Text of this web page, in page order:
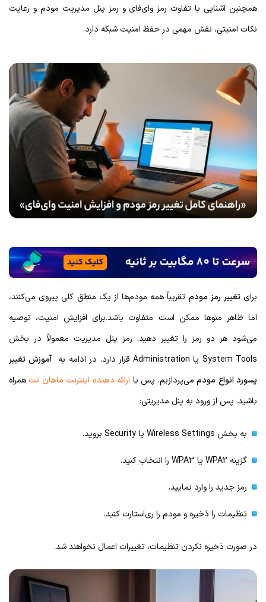
همچنین آشنایی با تفاوت رمز وای‌فای و رمز پنل مدیریت مودم و رعایت
نکات امنیتی، نقش مهمی در حفظ امنیت شبکه دارد.
برایتغییر رمز مودم تقریباً همه مودم‌ها از یک منطق کلی پیروی می‌کنند،
اما ظاهر منوها ممکن است متفاوت باشد.برای افزایش امنیت، توصیه
می‌شود هر دو رمز را تغییر دهید. رمز پنل مدیریت معمولاً در بخش
System Tools یا Administration قرار دارد. در ادامه به
آموزش تغییر
پسورد انواع مودممی‌پردازیم. پس با ارائه دهنده اینترنت ماهان نتهمراه
باشید. پس از ورود به پنل مدیریتی:
به بخش Wireless Settings یا Security بروید.
گزینه WPA2 یا WPA3 را انتخاب کنید.
رمز جدید را وارد نمایید.
تنظیمات را ذخیره و مودم را ری‌استارت کنید.
در صورت ذخیره نکردن تنظیمات، تغییرات اعمال نخواهند شد.